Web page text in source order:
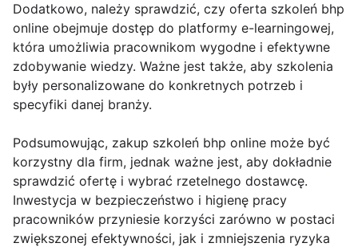
Dodatkowo, należy sprawdzić, czy oferta szkoleń bhp
online obejmuje dostęp do platformy e-learningowej,
która umożliwia pracownikom wygodne i efektywne
zdobywanie wiedzy. Ważne jest także, aby szkolenia
były personalizowane do konkretnych potrzeb i
specyfiki danej branży.
Podsumowując, zakup szkoleń bhp online może być
korzystny dla firm, jednak ważne jest, aby dokładnie
sprawdzić ofertę i wybrać rzetelnego dostawcę.
Inwestycja w bezpieczeństwo i higienę pracy
pracowników przyniesie korzyści zarówno w postaci
zwiększonej efektywności, jak i zmniejszenia ryzyka